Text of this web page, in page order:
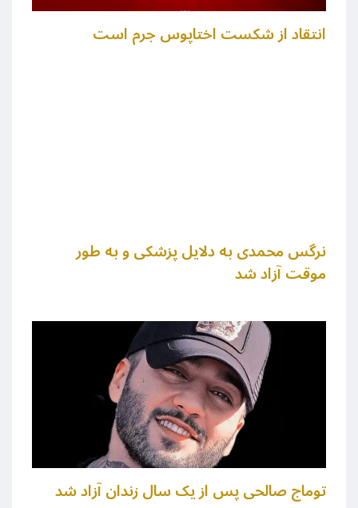
انتقاد از شکست اختاپوس جرم است
نرگس محمدی به دلایل پزشکی و به طور
موقت آزاد شد
توماج صالحی پس از یک سال زندان آزاد شد